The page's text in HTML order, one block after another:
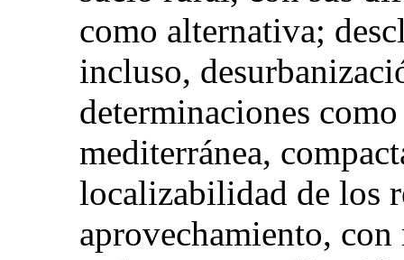
como alternativa;
incluso,
determinaciones
mediterránea,
localizabilidad de los
aprovechamiento,